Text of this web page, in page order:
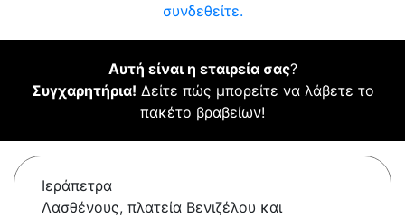
συνδεθείτε.
Αυτή είναι η εταιρεία σας?
Συγχαρητήρια! Δείτε πώς μπορείτε να λάβετε το
πακέτο βραβείων!
Ιεράπετρα
Λασθένους, πλατεία Βενιζέλου και